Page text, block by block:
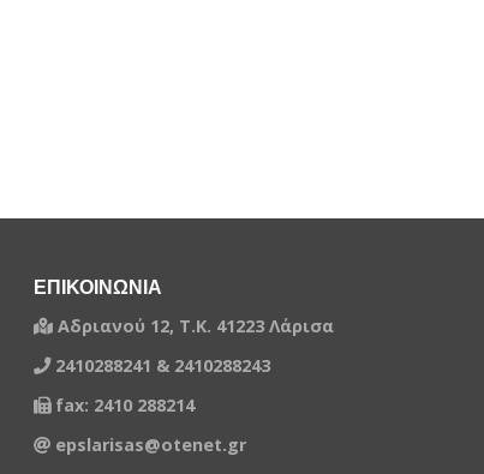
ΕΠΙΚΟΙΝΩΝΙΑ
Αδριανού 12, Τ.Κ. 41223 Λάρισα
2410288241 & 2410288243
fax: 2410 288214
epslarisas@otenet.gr